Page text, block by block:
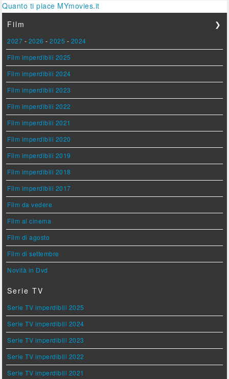
Quanto ti piace MYmovies.it
Film
❯
2027 - 2026 -2025 - 2024
Film imperdibili 2025
Film imperdibili 2024
Film imperdibili 2023
Film imperdibili 2022
Film imperdibili 2021
Film imperdibili 2020
Film imperdibili 2019
Film imperdibili 2018
Film imperdibili 2017
Film da vedere
Film al cinema
Film di agosto
Film di settembre
Novità in Dvd
Serie TV
Serie TV imperdibili 2025
Serie TV imperdibili 2024
Serie TV imperdibili 2023
Serie TV imperdibili 2022
Serie TV imperdibili 2021